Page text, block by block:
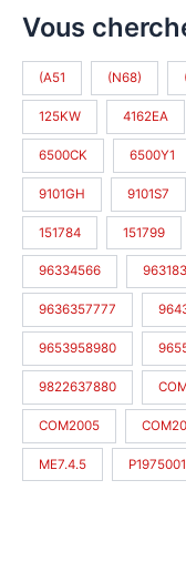
Vous
(A51 (N68)
125KW 4162EA
6500CK 6500Y1
9101GH 9101S7
151784 151799
96334566
9636357777
9653958980
9822637880
COM2005
ME7.4.5 P1975001